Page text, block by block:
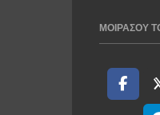
ΜΟΙΡΆΣΟΥ